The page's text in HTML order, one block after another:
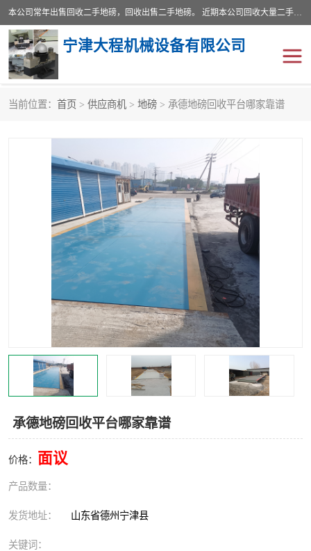
本公司常年出售回收二手地磅，回收出售二手地磅。 近期本公司回收大量二手地磅，型号齐全，宽度从2米到3.5米，长度5米到25米，承重吨位从10到200吨，成色7—9成新。 ? 使用年限6个月至2年，产品来源于个人闲置品，工矿企业停用品，因小换大而来。 精准度和新的一样， 二手地磅是内行人的选择，打个电话就省钱朋友您好等什么
宁津大程机械设备有限公司
当前位置： 首页 > 供应商机 > 地磅 > 承德地磅回收平台哪家靠谱
承德地磅回收平台哪家靠谱
价格： 面议
产品数量：
发货地址： 山东省德州宁津县
关键词：
地磅传感器 废纸打包机
烘干机 食品烘干机
装载机电子秤 输送机
半自动输送机 全自动输送机
食品螺旋塔
撕碎机 木材撕碎机
塑料撕碎机 金属撕碎机